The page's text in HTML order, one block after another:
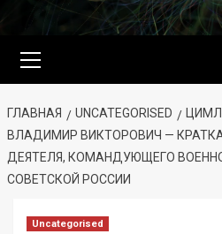
меню
ГЛАВНАЯ UNCATEGORISED
ВЛАДИМИР ВИКТОРОВИЧ —
ДЕЯТЕЛЯ, КОМАНДУЮЩЕГО
СОВЕТСКОЙ РОССИИ
Uncategorised